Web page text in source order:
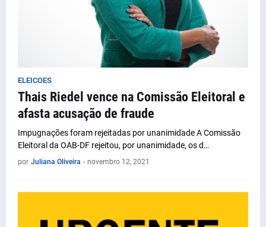
ELEICOES
Thais Riedel vence na Comissão Eleitoral e
afasta acusação de fraude
Impugnações foram rejeitadas por unanimidade A Comissão
Eleitoral da OAB-DF rejeitou, por unanimidade, os d…
por Juliana Oliveira - novembro 12, 2021